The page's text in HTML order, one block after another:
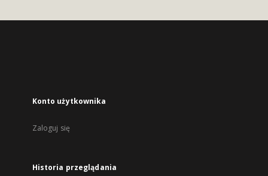
Konto użytkownika
Zaloguj się
Historia przeglądania